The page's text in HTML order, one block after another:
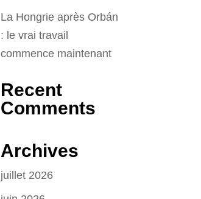
La Hongrie après Orbán
: le vrai travail
commence maintenant
Recent
Comments
Archives
juillet 2026